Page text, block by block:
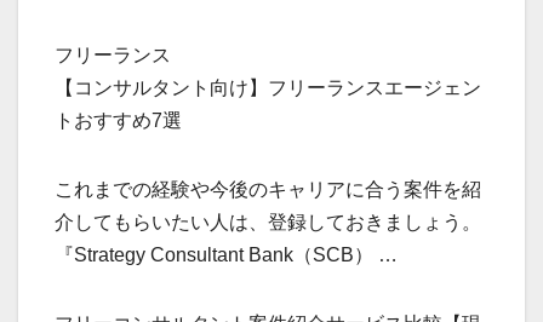
フリーランス
【コンサルタント向け】フリーランスエージェン
トおすすめ7選
これまでの経験や今後のキャリアに合う案件を紹
介してもらいたい人は、登録しておきましょう。
『Strategy Consultant Bank（SCB） …